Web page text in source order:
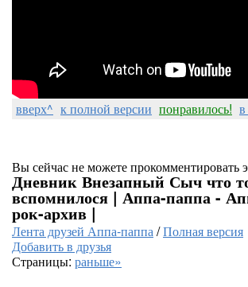
вверх^ к полной версии понравилось!
Вы сейчас не можете прокомментировать
Дневник Внезапный Сыч что
вспомнилося | Аппа-паппа -
рок-архив |
Лента друзей Аппа-паппа/Полная версия
Добавить в друзья
Страницы: раньше»